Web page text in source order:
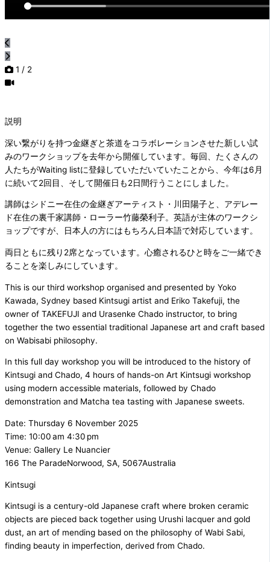
1 / 2
説明
深い繋がりを持つ金継ぎと茶道をコラボレーションさせた新しい試
みのワークショップを去年から開催しています。毎回、たくさんの
人たちがWaiting listに登録していただいていたことから、今年は6月
に続いて2回目、そして開催日も2日間行うことにしました。
講師はシドニー在住の金継ぎアーティスト・川田陽子と、アデレー
ド在住の裏千家講師・ローラー竹藤榮利子。英語が主体のワークシ
ョップですが、日本人の方にはもちろん日本語で対応しています。
両日ともに残り2席となっています。心癒されるひと時をご一緒でき
ることを楽しみにしています。
This is our third workshop organised and presented by Yoko
Kawada, Sydney based Kintsugi artist and Eriko Takefuji, the
owner of TAKEFUJI and Urasenke Chado instructor, to bring
together the two essential traditional Japanese art and craft based
on Wabisabi philosophy.
In this full day workshop you will be introduced to the history of
Kintsugi and Chado, 4 hours of hands-on Art Kintsugi workshop
using modern accessible materials, followed by Chado
demonstration and Matcha tea tasting with Japanese sweets.
Date: Thursday 6 November 2025
Time: 10:00 am 4:30 pm
Venue: Gallery Le Nuancier
166 The ParadeNorwood, SA, 5067Australia
Kintsugi
Kintsugi is a century-old Japanese craft where broken ceramic
objects are pieced back together using Urushi lacquer and gold
dust, an art of mending based on the philosophy of Wabi Sabi,
finding beauty in imperfection, derived from Chado.